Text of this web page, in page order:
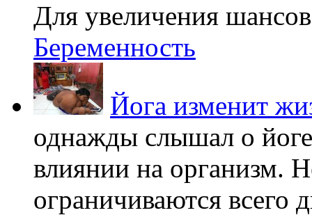
Для увеличения
Беременность
Йога изменит
однажды слышал о
влиянии на организм.
ограничиваются всего